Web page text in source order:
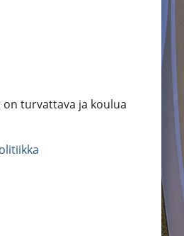
turvattava ja koulua